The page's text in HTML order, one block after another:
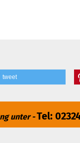
tweet
unter -Tel: